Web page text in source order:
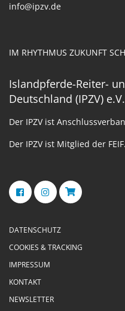
info@ipzv.de
IM RHYTHMUS ZUKUNFT
Islandpferde-Reiter-
Deutschland (IPZV) e.V.
Der IPZV ist
Der IPZV ist Mitglied der FEIF.
DATENSCHUTZ
COOKIES & TRACKING
IMPRESSUM
KONTAKT
NEWSLETTER